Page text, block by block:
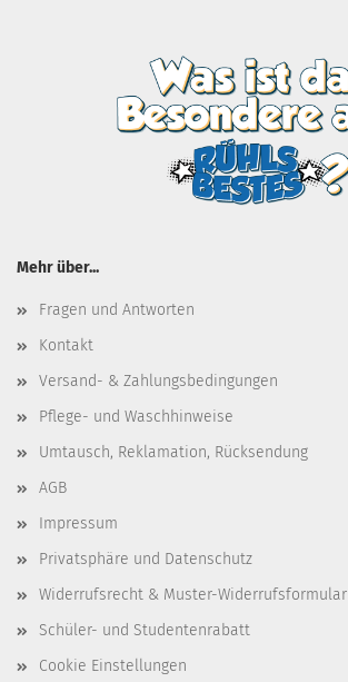
Mehr über...
Fragen und Antworten
Kontakt
Versand- & Zahlungsbedingungen
Pflege- und Waschhinweise
Umtausch, Reklamation, Rücksendung
AGB
Impressum
Privatsphäre und Datenschutz
Widerrufsrecht & Muster-Widerrufsformular
Schüler- und Studentenrabatt
Cookie Einstellungen